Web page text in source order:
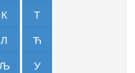
К
Л
Т
Ћ
У